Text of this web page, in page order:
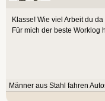
Klasse! Wie viel Arbeit du
Für mich der beste Worklog
Männer aus Stahl fahren